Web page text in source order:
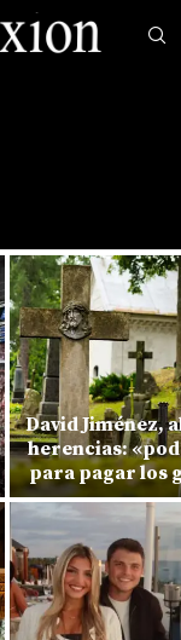
David Jiménez,
herencias:
para pagar los